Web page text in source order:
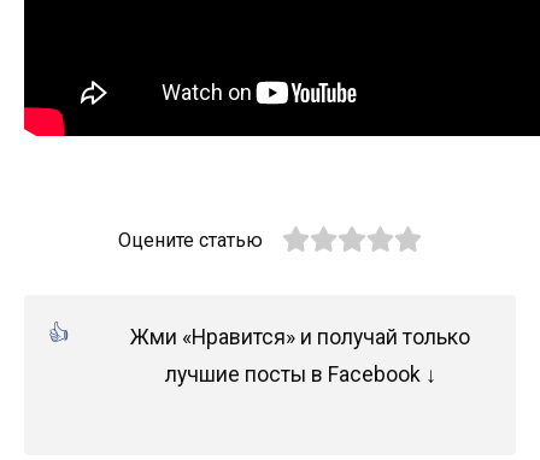
Оцените статью
Жми «Нравится» и получай только
лучшие посты в Facebook ↓